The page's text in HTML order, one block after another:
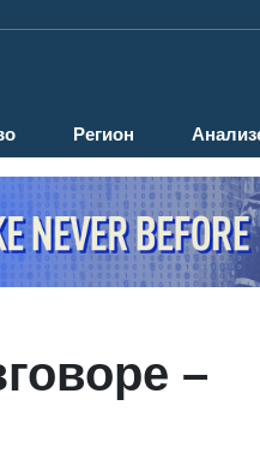
Регион
–